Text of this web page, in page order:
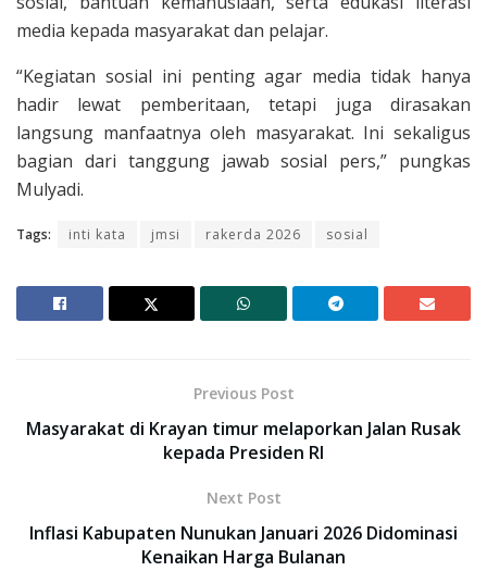
media kepada masyarakat dan pelajar.
“Kegiatan sosial ini penting agar media tidak hanya
hadir lewat pemberitaan, tetapi juga dirasakan
langsung manfaatnya oleh masyarakat. Ini sekaligus
bagian dari tanggung jawab sosial pers,” pungkas
Mulyadi.
Tags: inti kata jmsi rakerda 2026 sosial
Previous Post
Masyarakat di Krayan timur melaporkan Jalan Rusak
kepada Presiden RI
Next Post
Inflasi Kabupaten Nunukan Januari 2026 Didominasi
Kenaikan Harga Bulanan